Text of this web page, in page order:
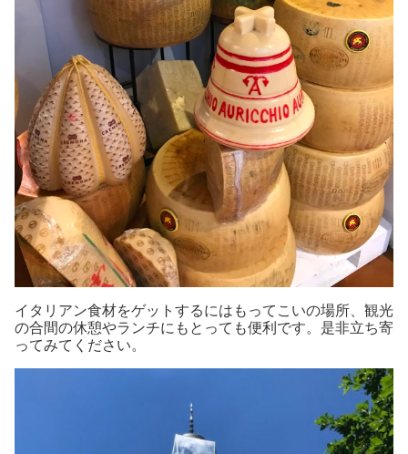
イタリアン食材をゲットするにはもってこいの場所、観光
の合間の休憩やランチにもとっても便利です。是非立ち寄
ってみてください。